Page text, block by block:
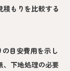
積もりを比較する
目安費用を示し
、下地処理の必要